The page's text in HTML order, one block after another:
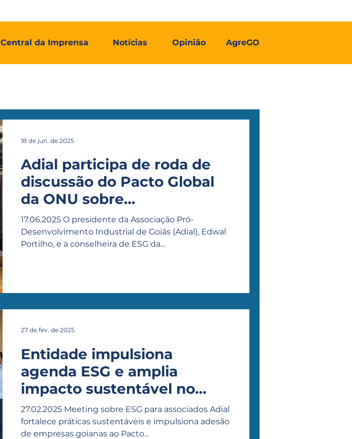
Central da Imprensa Notícias AgreGO
Opinião
Adial participa de roda de
discussão do Pacto Global
da ONU sobre
accountability nos sistemas
alimentares
17.06.2025 O presidente da Associação Pró-
Desenvolvimento Industrial de Goiás (Adial), Edwal
Portilho, e a conselheira de ESG da...
18 de jun. de 2025
Entidade impulsiona
agenda ESG e amplia
impacto sustentável no
Centro-Oeste
27.02.2025 Meeting sobre ESG para associados Adial
fortalece práticas sustentáveis e impulsiona adesão
de empresas goianas ao Pacto...
27 de fev. de 2025